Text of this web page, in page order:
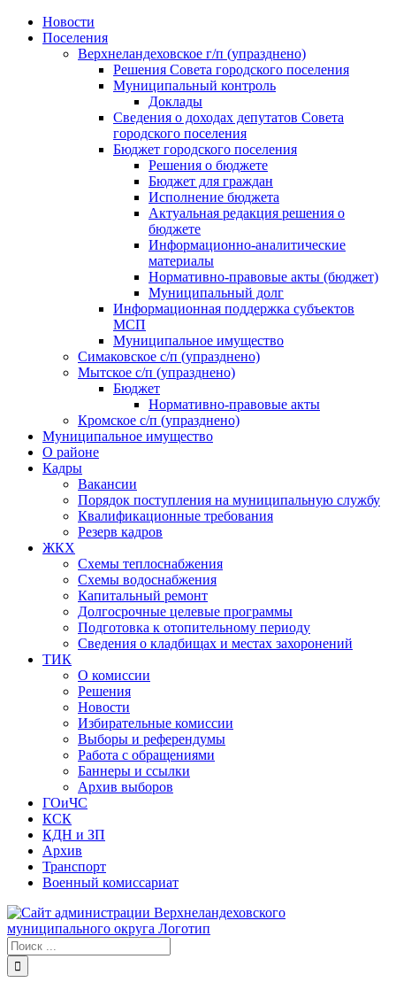
Skip
Новости
Поселения
Верхнеландеховское г/п (упразднено)
Решения Совета городского поселения
Муниципальный контроль
Доклады
Сведения о доходах депутатов Совета
городского поселения
Бюджет городского поселения
Решения о бюджете
Бюджет для граждан
Исполнение бюджета
Актуальная редакция решения о
бюджете
Информационно-аналитические
материалы
Нормативно-правовые акты (бюджет)
Муниципальный долг
Информационная поддержка субъектов
МСП
Муниципальное имущество
Симаковское с/п (упразднено)
Мытское с/п (упразднено)
Бюджет
Нормативно-правовые акты
Кромское с/п (упразднено)
Муниципальное имущество
О районе
Кадры
Вакансии
Порядок поступления на муниципальную службу
Квалификационные требования
Резерв кадров
ЖКХ
Схемы теплоснабжения
Схемы водоснабжения
Капитальный ремонт
Долгосрочные целевые программы
Подготовка к отопительному периоду
Сведения о кладбищах и местах захоронений
ТИК
О комиссии
Решения
Новости
Избирательные комиссии
Выборы и референдумы
Работа с обращениями
Баннеры и ссылки
Архив выборов
ГОиЧС
КСК
КДН и ЗП
Архив
Транспорт
Военный комиссариат
Результат
поиска: